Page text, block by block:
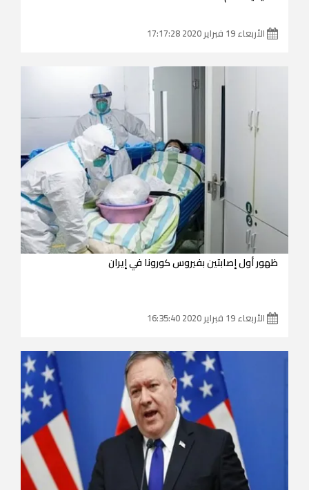
الأربعاء 19 فبراير 2020 17:17:28
ظهور أول إصابتين بفيروس كورونا في إيران
الأربعاء 19 فبراير 2020 16:35:40